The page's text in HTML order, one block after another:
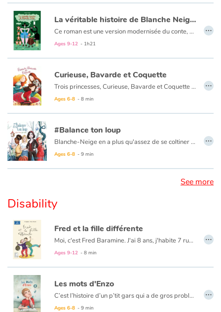
La véritable histoire de Blanche Neige qui n'a pas croqué la pomme
Ce roman est une version modernisée du conte, abordant de manière humoristique les thèmes contemporains du bien-être animal, de l’exploitation par le travail, du droit des femmes ou encore de la domination patriarcale sous-jacente.
Ages 9-12 - 1h21
…
Curieuse, Bavarde et Coquette
Trois princesses, Curieuse, Bavarde et Coquette désespèrent leur père. Le roi aurait préféré des fils, capables de lui succéder ! Malgré cela, les trois princesses aiment profondément ce père bougon. Une profonde tendresse les unit. Un jour, la guerre éclate. Chaque princesse essaie de proposer des solutions mais leur père ne les écoute pas. Vaincu par son ennemi, le roi est fait prisonnier. L'occasion enfin pour nos trois soeurs de prouver leur véritable valeur et leurs qualités.
Ages 6-8 - 8 min
…
#Balance ton loup
Blanche-Neige en a plus qu'assez de se coltiner les corvées de 7 nains mal élevés. Et Cendrillon en a ras la choucroute que son Chat botté de mari chausse d'autres pieds dans son dos alors qu'elle le pensait charmant ! Grâce au zozio, les princesses vont s'unir pour se révolter contre leurs oppresseurs, et quand les filles se rebellent, ça balance !
Ages 6-8 - 9 min
…
See more
Disability
Fred et la fille différente
Moi, c'est Fred Baramine. J'ai 8 ans, j'habite 7 rue Cénou. Samedi, la journée avait super bien commencé : avec Maman, on regardait les dessins animés... jusqu'à ce que sa cousine Caroline arrive avec sa fille ! Elle était - comment dire ? - différente. On m'a expliqué qu'elle était née avec « la trisomie 21 »...
Ages 9-12 - 8 min
…
Les mots d'Enzo
C’est l’histoire d’un p’tit gars qui a de gros problèmes avec les mots... Pourtant, il ne ménage pas sa peine pour apprendre à lire et à écrire. Si seulement sa maîtresse et ses parents savaient le temps qu’il y passe ! Lorsque l’on est enfant, il n’est pas toujours facile d’apprendre à lire… un domaine où la pression vient de tous les côtés ! Un album qui rappelle que tout bon apprentissage passe par la bienveillance.
Ages 6-8 - 9 min
…